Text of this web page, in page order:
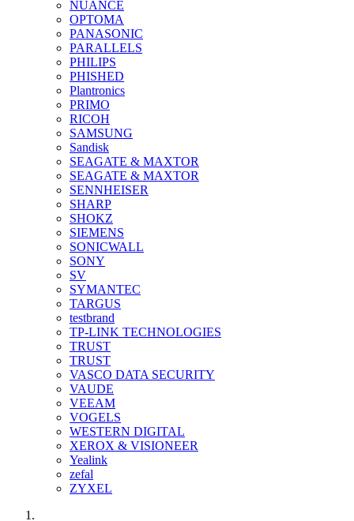
NUANCE
OPTOMA
PANASONIC
PARALLELS
PHILIPS
PHISHED
Plantronics
PRIMO
RICOH
SAMSUNG
Sandisk
SEAGATE & MAXTOR
SEAGATE & MAXTOR
SENNHEISER
SHARP
SHOKZ
SIEMENS
SONICWALL
SONY
SV
SYMANTEC
TARGUS
testbrand
TP-LINK TECHNOLOGIES
TRUST
TRUST
VASCO DATA SECURITY
VAUDE
VEEAM
VOGELS
WESTERN DIGITAL
XEROX & VISIONEER
Yealink
zefal
ZYXEL